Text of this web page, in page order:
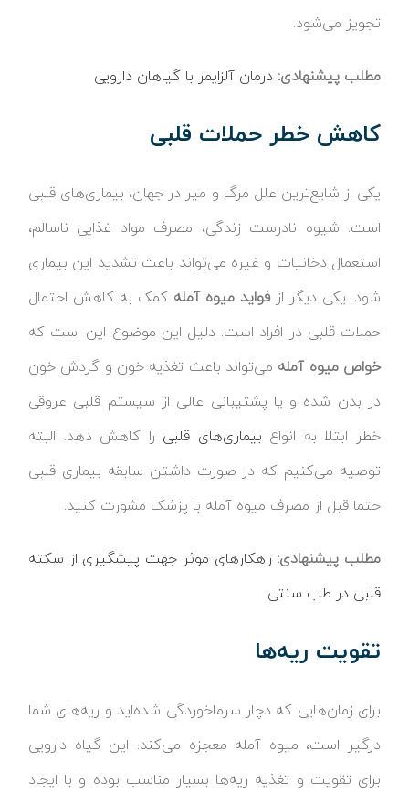
تجویز می‌شود.
مطلب پیشنهادی: درمان آلزایمر با گیاهان دارویی
کاهش خطر حملات قلبی
یکی از شایع‌ترین علل مرگ و میر در جهان، بیماری‌های قلبی
است. شیوه‌ نادرست زندگی، مصرف مواد غذایی ناسالم،
استعمال دخانیات و غیره می‌تواند باعث تشدید این بیماری
شود. یکی دیگر ازفواید میوه آمله کمک به کاهش احتمال
حملات قلبی در افراد است. دلیل این موضوع این است که
خواص میوه آمله می‌تواند باعث تغذیه خون و گردش خون
در بدن شده و یا پشتیبانی عالی از سیستم قلبی عروقی
خطر ابتلا به انواع بیماری‌های قلبی را کاهش دهد. البته
توصیه می‌کنیم که در صورت داشتن سابقه بیماری قلبی
حتما قبل از مصرف میوه آمله با پزشک مشورت کنید.
مطلب پیشنهادی: راهکارهای موثر جهت پیشگیری از سکته
قلبی در طب سنتی
تقویت ریه‌ها
برای زمان‌هایی که دچار سرماخوردگی شده‌اید و ریه‌های شما
درگیر است، میوه آمله معجزه می‌کند. این گیاه دارویی
برای تقویت و تغذیه ریه‌ها بسیار مناسب بوده و با ایجاد